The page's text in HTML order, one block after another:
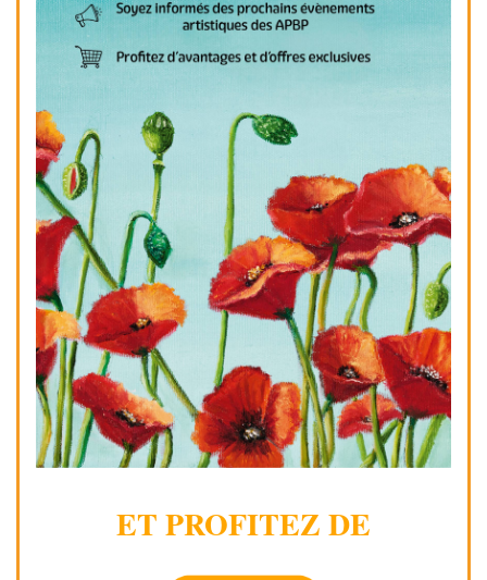
ET PROFITEZ DE